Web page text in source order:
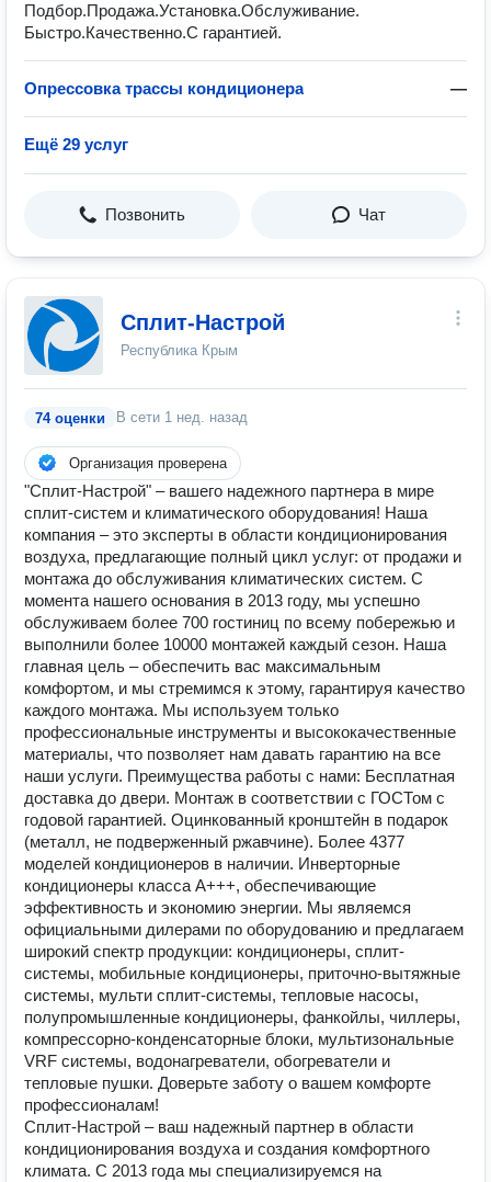
Подбор.Продажа.Установка.Обслуживание.
Быстро.Качественно.С гарантией.
Опрессовка трассы кондиционера —
Ещё 29 услуг
Позвонить Чат
Сплит-Настрой
Республика Крым
74 оценки В сети 1 нед. назад
Организация проверена
"Сплит-Настрой" – вашего надежного партнера в мире
сплит-систем и климатического оборудования! Наша
компания – это эксперты в области кондиционирования
воздуха, предлагающие полный цикл услуг: от продажи и
монтажа до обслуживания климатических систем. С
момента нашего основания в 2013 году, мы успешно
обслуживаем более 700 гостиниц по всему побережью и
выполнили более 10000 монтажей каждый сезон. Наша
главная цель – обеспечить вас максимальным
комфортом, и мы стремимся к этому, гарантируя качество
каждого монтажа. Мы используем только
профессиональные инструменты и высококачественные
материалы, что позволяет нам давать гарантию на все
наши услуги. Преимущества работы с нами: Бесплатная
доставка до двери. Монтаж в соответствии с ГОСТом с
годовой гарантией. Оцинкованный кронштейн в подарок
(металл, не подверженный ржавчине). Более 4377
моделей кондиционеров в наличии. Инверторные
кондиционеры класса А+++, обеспечивающие
эффективность и экономию энергии. Мы являемся
официальными дилерами по оборудованию и предлагаем
широкий спектр продукции: кондиционеры, сплит-
системы, мобильные кондиционеры, приточно-вытяжные
системы, мульти сплит-системы, тепловые насосы,
полупромышленные кондиционеры, фанкойлы, чиллеры,
компрессорно-конденсаторные блоки, мультизональные
VRF системы, водонагреватели, обогреватели и
тепловые пушки. Доверьте заботу о вашем комфорте
профессионалам!
Сплит-Настрой – ваш надежный партнер в области
кондиционирования воздуха и создания комфортного
климата. С 2013 года мы специализируемся на